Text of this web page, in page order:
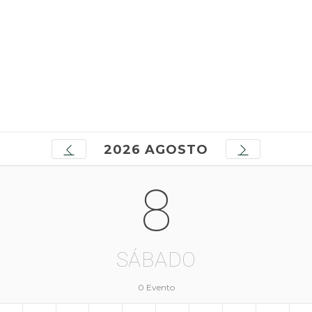
2026 AGOSTO
8
SÁBADO
0 Evento